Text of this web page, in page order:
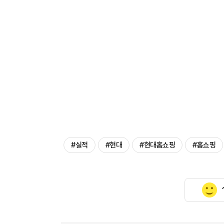
#실적 #현대 #현대홈쇼핑 #홈쇼핑